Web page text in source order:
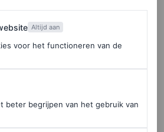
naar de jaren vijftig. Ik zeg
, maar… waar zijn de
wie wegkijkt, is af. Zoals
inVogue Viewpointterecht
júllie vrouwen, jullie zussen,
En uiteindelijk dus ook
Altijd aan
voor het functioneren van de
beter begrijpen van het gebruik van